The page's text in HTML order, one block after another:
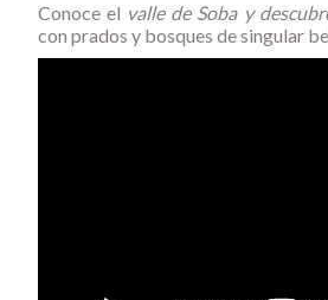
Conoce el valle de Soba y
con prados y bosques de singular